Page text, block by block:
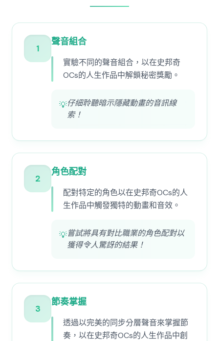
1
聲音組合
實驗不同的聲音組合，以在史邦奇
OCs的人生作品中解鎖秘密獎勵。
💡仔細聆聽暗示隱藏動畫的音訊線
索！
2
角色配對
配對特定的角色以在史邦奇OCs的人
生作品中觸發獨特的動畫和音效。
💡嘗試將具有對比職業的角色配對以
獲得令人驚訝的結果！
3
節奏掌握
透過以完美的同步分層聲音來掌握節
奏，以在史邦奇OCs的人生作品中創